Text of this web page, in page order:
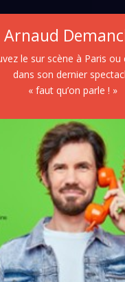
Arnaud
le sur scène à Paris ou
dans son dernier
« faut qu’on parle ! »